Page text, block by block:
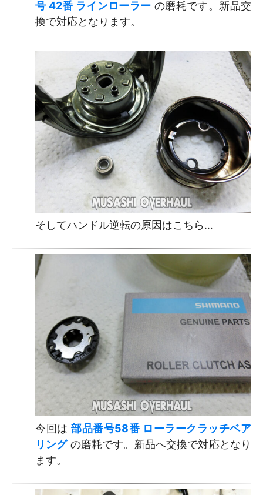
号 42番 ラインローラー の磨耗です。新品交
換で対応となります。
そしてハンドル逆転の原因はこちら…
今回は部品番号58番 ローラークラッチベア
リングの磨耗です。新品へ交換で対応となり
ます。